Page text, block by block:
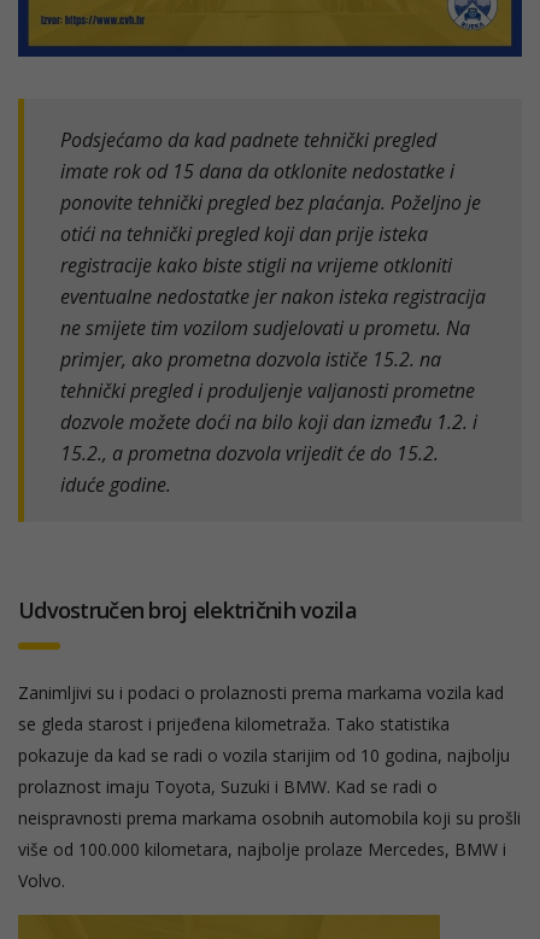
Podsjećamo da kad padnete tehnički pregled
imate rok od 15 dana da otklonite nedostatke i
ponovite tehnički pregled bez plaćanja. Poželjno je
otići na tehnički pregled koji dan prije isteka
registracije kako biste stigli na vrijeme otkloniti
eventualne nedostatke jer nakon isteka registracija
ne smijete tim vozilom sudjelovati u prometu. Na
primjer, ako prometna dozvola ističe 15.2. na
tehnički pregled i produljenje valjanosti prometne
dozvole možete doći na bilo koji dan između 1.2. i
15.2., a prometna dozvola vrijedit će do 15.2.
iduće godine.
Udvostručen broj električnih vozila
Zanimljivi su i podaci o prolaznosti prema markama vozila kad
se gleda starost i prijeđena kilometraža. Tako statistika
pokazuje da kad se radi o vozila starijim od 10 godina, najbolju
prolaznost imaju Toyota, Suzuki i BMW. Kad se radi o
neispravnosti prema markama osobnih automobila koji su prošli
više od 100.000 kilometara, najbolje prolaze Mercedes, BMW i
Volvo.